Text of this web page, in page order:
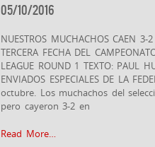
05/10/2016
NUESTROS MUCHACHOS CAEN 3-
TERCERA FECHA DEL
LEAGUE ROUND 1 TEXTO: PAUL
ENVIADOS ESPECIALES DE LA
octubre. Los muchachos del
pero cayeron 3-2 en
Read More…